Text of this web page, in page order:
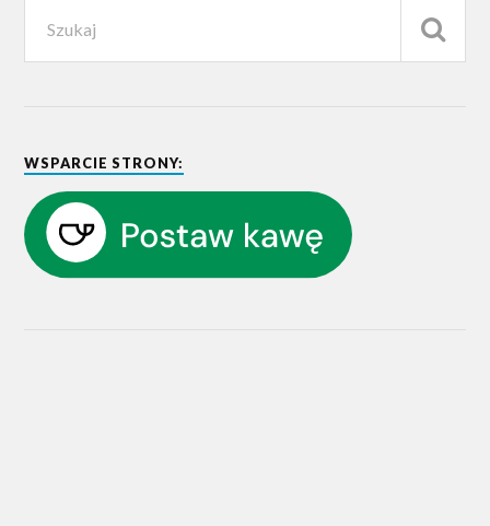
WSPARCIE STRONY: